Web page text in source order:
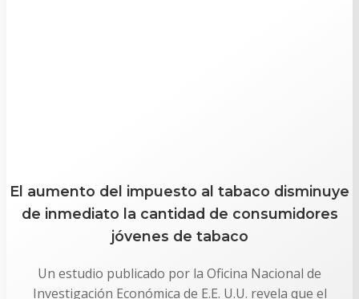
El aumento del impuesto al tabaco disminuye
de inmediato la cantidad de consumidores
jóvenes de tabaco
Un estudio publicado por la Oficina Nacional de
Investigación Económica de E.E. U.U. revela que el